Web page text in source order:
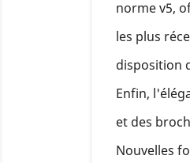
norme v5,
les plus
disposition
Enfin,
et des
Nouvelles